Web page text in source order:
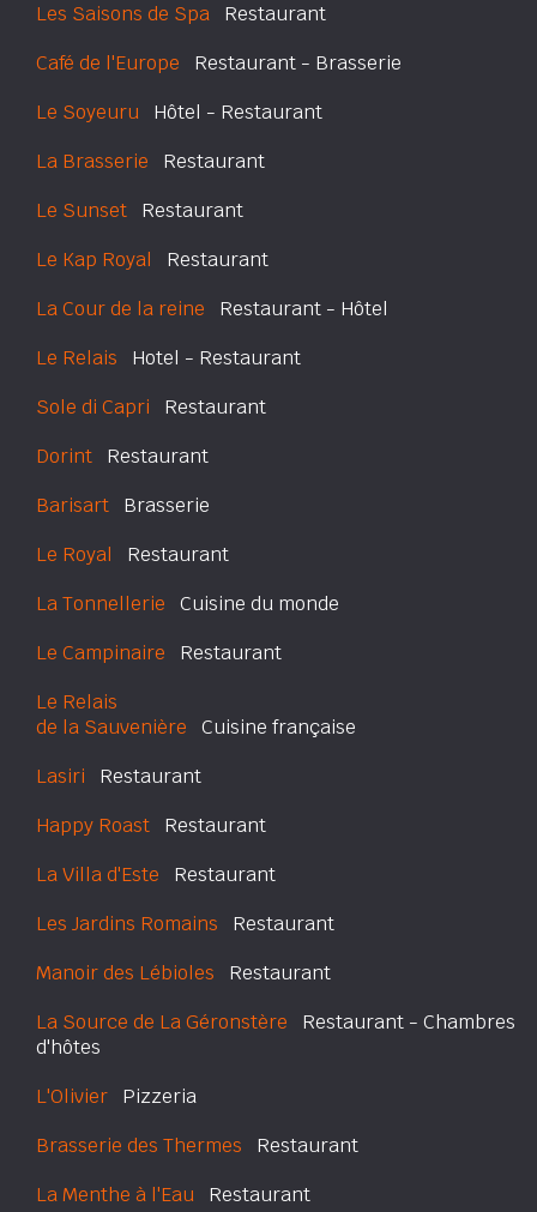
Les Saisons de Spa Restaurant
Café de l'Europe Restaurant - Brasserie
Le Soyeuru Hôtel - Restaurant
La Brasserie Restaurant
Le Sunset Restaurant
Le Kap Royal Restaurant
La Cour de la reine Restaurant - Hôtel
Le Relais Hotel - Restaurant
Sole di Capri Restaurant
Dorint Restaurant
Barisart Brasserie
Le Royal Restaurant
La Tonnellerie Cuisine du monde
Le Campinaire Restaurant
Le Relais
de la Sauvenière Cuisine française
Lasiri Restaurant
Happy Roast Restaurant
La Villa d'Este Restaurant
Les Jardins Romains Restaurant
Manoir des Lébioles Restaurant
La Source de La Géronstère Restaurant - Chambres
d'hôtes
L'Olivier Pizzeria
Brasserie des Thermes Restaurant
La Menthe à l'Eau Restaurant